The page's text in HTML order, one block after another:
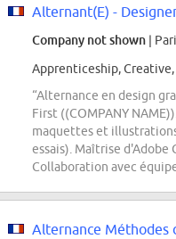
Company not shown |
Apprenticeship, Creative,
“Alternance en design
First ((COMPANY
maquettes et
essais). Maîtrise d'Adobe
Collaboration avec
Alternance Méthodes